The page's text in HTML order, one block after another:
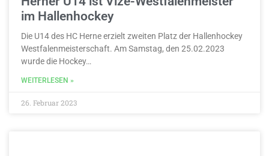
im Hallenhockey
Die U14 des HC Herne erzielt zweiten Platz der Hallenhockey
Westfalenmeisterschaft. Am Samstag, den 25.02.2023
wurde die Hockey…
WEITERLESEN »
26. Februar 2023